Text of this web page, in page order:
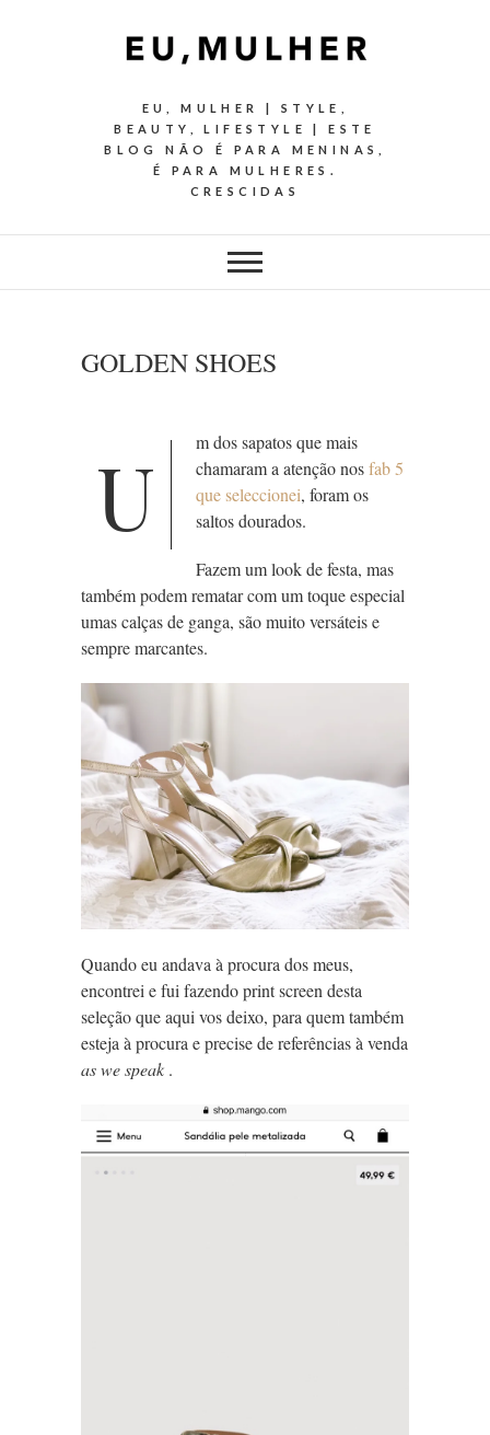
EU, MULHER | STYLE,
BEAUTY, LIFESTYLE | ESTE
BLOG NÃO É PARA MENINAS,
É PARA MULHERES.
CRESCIDAS
GOLDEN SHOES
U
m dos sapatos que mais
chamaram a atenção nosfab 5
que seleccionei, foram os
saltos dourados.
Fazem um look de festa, mas
também podem rematar com um toque especial
umas calças de ganga, são muito versáteis e
sempre marcantes.
Quando eu andava à procura dos meus,
encontrei e fui fazendo print screen desta
seleção que aqui vos deixo, para quem também
esteja à procura e precise de referências à venda
as we speak .